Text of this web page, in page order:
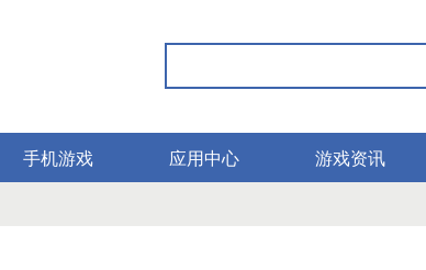
手机游戏 应用中心 游戏资讯